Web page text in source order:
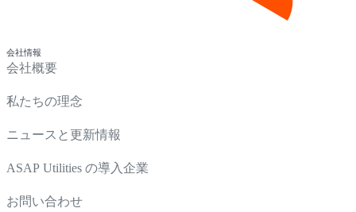
会社情報
会社概要
私たちの理念
ニュースと更新情報
ASAP Utilities の導入企業
お問い合わせ